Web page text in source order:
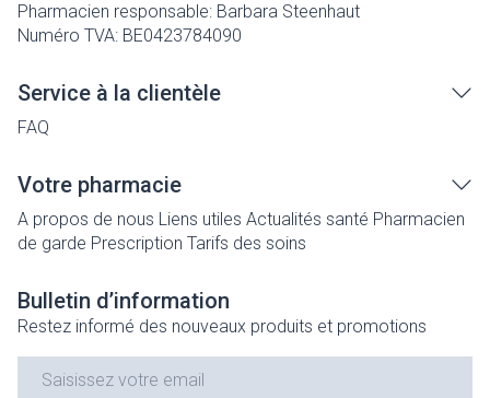
Pharmacien responsable: Barbara Steenhaut
Numéro TVA: BE0423784090
Service à la clientèle
FAQ
Votre pharmacie
A propos de nous Liens utiles Actualités santé Pharmacien
de garde Prescription Tarifs des soins
Bulletin d’information
Restez informé des nouveaux produits et promotions